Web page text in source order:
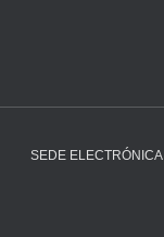
SEDE ELECTRÓNICA